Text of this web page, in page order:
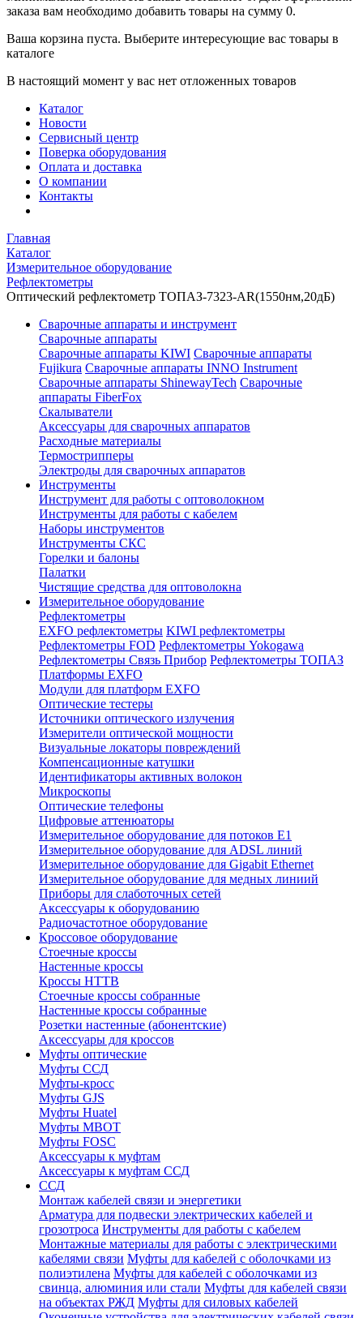
заказа вам необходимо добавить товары на сумму 0.
Ваша корзина пуста. Выберите интересующие вас товары в
каталоге
В настоящий момент у вас нет отложенных товаров
Каталог
Новости
Сервисный центр
Поверка оборудования
Оплата и доставка
О компании
Контакты
Главная
Каталог
Измерительное оборудование
Рефлектометры
Оптический рефлектометр ТОПАЗ-7323-AR(1550нм,20дБ)
Сварочные аппараты и инструмент
Сварочные аппараты
Сварочные аппараты KIWI Сварочные аппараты
Fujikura Сварочные аппараты INNO Instrument
Сварочные аппараты ShinewayTech Cварочные
аппараты FiberFox
Скалыватели
Аксессуары для сварочных аппаратов
Расходные материалы
Термострипперы
Электроды для сварочных аппаратов
Инструменты
Инструмент для работы с оптоволокном
Инструменты для работы с кабелем
Наборы инструментов
Инструменты СКС
Горелки и балоны
Палатки
Чистящие средства для оптоволокна
Измерительное оборудование
Рефлектометры
EXFO рефлектометры KIWI рефлектометры
Рефлектометры FOD Рефлектометры Yokogawa
Рефлектометры Связь Прибор Рефлектометры ТОПАЗ
Платформы EXFO
Модули для платформ EXFO
Оптические тестеры
Источники оптического излучения
Измерители оптической мощности
Визуальные локаторы повреждений
Компенсационные катушки
Идентификаторы активных волокон
Микроскопы
Оптические телефоны
Цифровые аттенюаторы
Измерительное оборудование для потоков Е1
Измерительное оборудование для ADSL линий
Измерительное оборудование для Gigabit Ethernet
Измерительное оборудование для медных линиий
Приборы для слаботочных сетей
Аксессуары к оборудованию
Радиочастотное оборудование
Кроссовое оборудование
Стоечные кроссы
Настенные кроссы
Кроссы HTTB
Стоечные кроссы собранные
Настенные кроссы собранные
Розетки настенные (абонентские)
Аксессуары для кроссов
Муфты оптические
Муфты ССД
Муфты-кросс
Муфты GJS
Муфты Huatel
Муфты МВОТ
Муфты FOSC
Аксессуары к муфтам
Аксессуары к муфтам ССД
ССД
Монтаж кабелей связи и энергетики
Арматура для подвески электрических кабелей и
грозотроса Инструменты для работы с кабелем
Монтажные материалы для работы с электрическими
кабелями связи Муфты для кабелей с оболочками из
полиэтилена Муфты для кабелей с оболочками из
свинца, алюминия или стали Муфты для кабелей связи
на объектах РЖД Муфты для силовых кабелей